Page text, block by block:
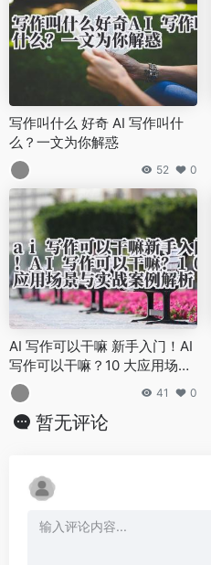
写作叫什么 好奇 AI 写作叫什
么？一文为你解惑
52 0
AI 写作可以干嘛 新手入门！AI
写作可以干嘛？10 大应用场景
与实战案例解析
41 0
暂无评论